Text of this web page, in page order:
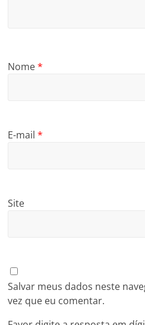
Nome*
E-mail*
Site
Salvar meus dados neste
vez que eu comentar.